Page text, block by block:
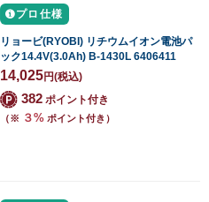
プロ仕様
リョービ(RYOBI) リチウムイオン電池パ
ック14.4V(3.0Ah) B-1430L 6406411
14,025円(税込)
382 ポイント付き
（※ ３% ポイント付き）